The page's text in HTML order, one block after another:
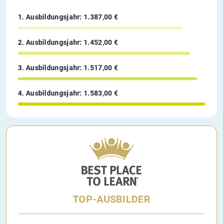
1. Ausbildungsjahr: 1.387,00 €
2. Ausbildungsjahr: 1.452,00 €
3. Ausbildungsjahr: 1.517,00 €
4. Ausbildungsjahr: 1.583,00 €
TOP-AUSBILDER